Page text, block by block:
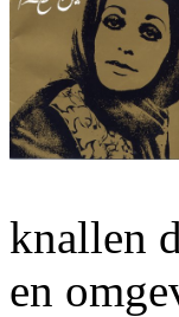
knallen
en